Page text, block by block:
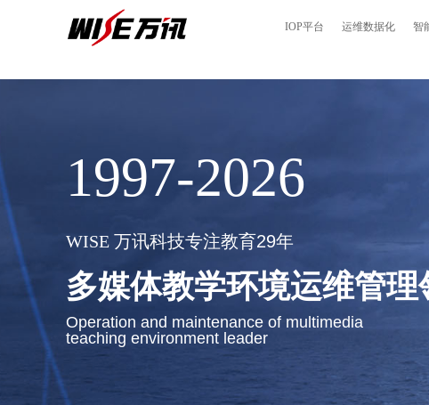
IOP平台 运维数据化 智
1997-2026
WISE 万讯科技专注教育29年
多媒体教学环境运维管理
Operation and maintenance of multimedia
teaching environment leader